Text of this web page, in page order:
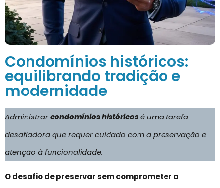
Condomínios históricos:
equilibrando tradição e
modernidade
Administrarcondomínios históricosé uma tarefa
desafiadora que requer cuidado com a preservação e
atenção à funcionalidade.
O desafio de preservar sem comprometer a